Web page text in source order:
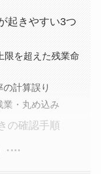
起きやすい3つ
限を超えた残業命
計算誤り
業・丸め込み
の確認手順